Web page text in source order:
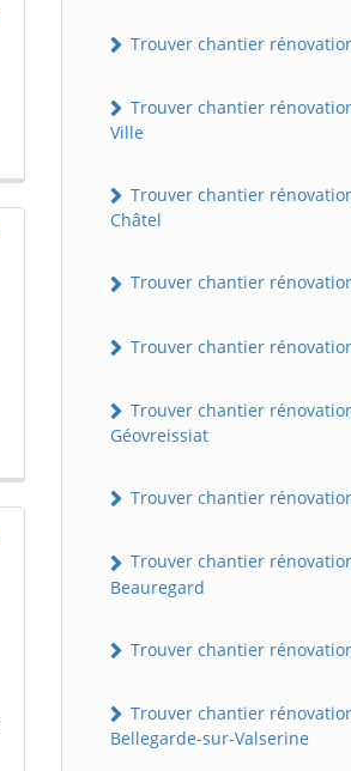
Trouver chantier
Trouver chantier
Ville
Trouver chantier
Châtel
Trouver chantier
Trouver chantier
Trouver chantier
Géovreissiat
Trouver chantier
Trouver chantier
Beauregard
Trouver chantier
Trouver chantier
Bellegarde-sur-Valserine